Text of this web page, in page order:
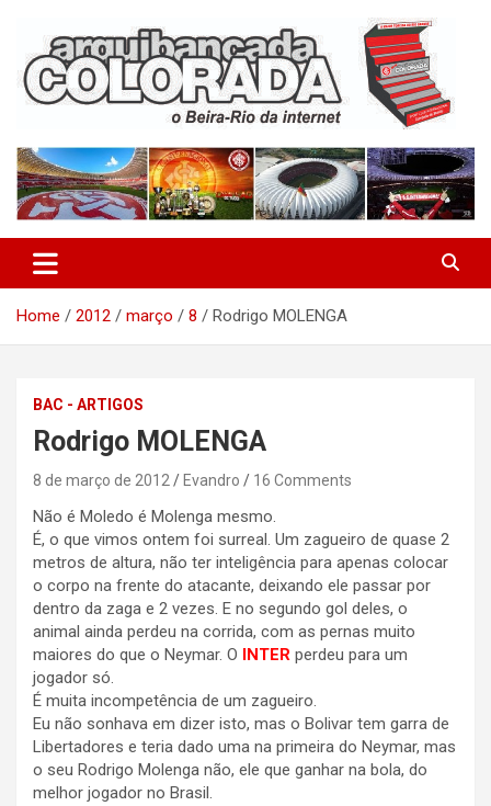
content
Arquibancada Colorada
Home 2012 março 8 Rodrigo MOLENGA
BAC - ARTIGOS
Rodrigo MOLENGA
8 de março de 2012 Evandro 16 Comments
Não é Moledo é Molenga mesmo.
É, o que vimos ontem foi surreal. Um zagueiro de quase 2
metros de altura, não ter inteligência para apenas colocar
o corpo na frente do atacante, deixando ele passar por
dentro da zaga e 2 vezes. E no segundo gol deles, o
animal ainda perdeu na corrida, com as pernas muito
maiores do que o Neymar. O INTER perdeu para um
jogador só.
É muita incompetência de um zagueiro.
Eu não sonhava em dizer isto, mas o Bolivar tem garra de
Libertadores e teria dado uma na primeira do Neymar, mas
o seu Rodrigo Molenga não, ele que ganhar na bola, do
melhor jogador no Brasil.